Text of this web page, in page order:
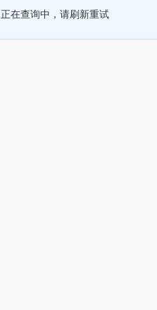
正在查询中，请刷新重试